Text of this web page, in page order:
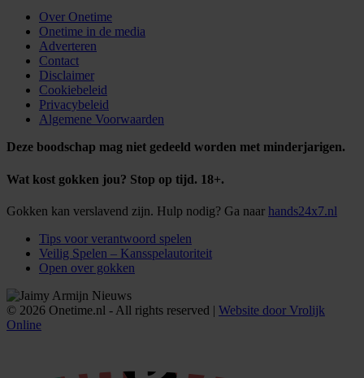
Over Onetime
Onetime in de media
Adverteren
Contact
Disclaimer
Cookiebeleid
Privacybeleid
Algemene Voorwaarden
Deze boodschap mag niet gedeeld worden met minderjarigen.
Wat kost gokken jou? Stop op tijd. 18+.
Gokken kan verslavend zijn. Hulp nodig? Ga naar hands24x7.nl
Tips voor verantwoord spelen
Veilig Spelen – Kansspelautoriteit
Open over gokken
© 2026 Onetime.nl - All rights reserved | Website door Vrolijk
Online